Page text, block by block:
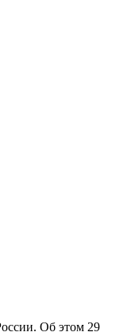
Об этом 29